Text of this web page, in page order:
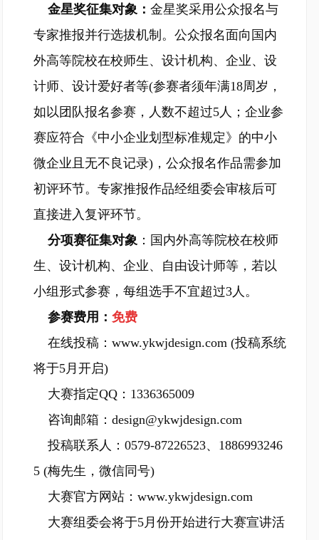
金星奖征集对象： 金星奖采用公众报名与
专家推报并行选拔机制。公众报名面向国内
外高等院校在校师生、设计机构、企业、设
计师、设计爱好者等(参赛者须年满18周岁，
如以团队报名参赛，人数不超过5人；企业参
赛应符合《中小企业划型标准规定》的中小
微企业且无不良记录)，公众报名作品需参加
初评环节。专家推报作品经组委会审核后可
直接进入复评环节。
分项赛征集对象 ：国内外高等院校在校师
生、设计机构、企业、自由设计师等，若以
小组形式参赛，每组选手不宜超过3人。
参赛费用： 免费
在线投稿： www.ykwjdesign.com (投稿系统
将于5月开启)
大赛指定QQ：1336365009
咨询邮箱：design@ykwjdesign.com
投稿联系人：0579-87226523、1886993246
5 (梅先生，微信同号)
大赛官方网站： www.ykwjdesign.com
大赛组委会将于5月份开始进行大赛宣讲活